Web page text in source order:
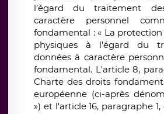
l’égard du traitement
caractère personnel
fondamental : « La protection
physiques à l'égard du
données à caractère
fondamental. L'article 8,
Charte des droits
européenne (ci-après
») et l'article 16, paragraphe